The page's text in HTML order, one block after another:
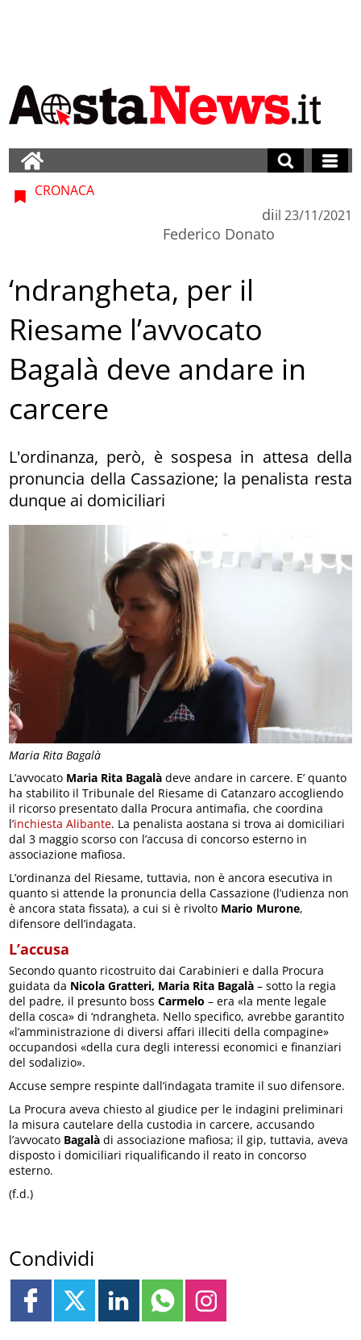
Maria Rita Bagalà
CRONACA
di
Federico Donato
il 23/11/2021
‘ndrangheta, per il
Riesame l’avvocato
Bagalà deve andare in
carcere
L'ordinanza, però, è sospesa in attesa della
pronuncia della Cassazione; la penalista resta
dunque ai domiciliari
L’avvocato Maria Rita Bagalà deve andare in carcere. E’ quanto
ha stabilito il Tribunale del Riesame di Catanzaro accogliendo
il ricorso presentato dalla Procura antimafia, che coordina
l’inchiesta Alibante. La penalista aostana si trova ai domiciliari
dal 3 maggio scorso con l’accusa di concorso esterno in
associazione mafiosa.
L’ordinanza del Riesame, tuttavia, non è ancora esecutiva in
quanto si attende la pronuncia della Cassazione (l’udienza non
è ancora stata fissata), a cui si è rivolto Mario Murone,
difensore dell’indagata.
L’accusa
Secondo quanto ricostruito dai Carabinieri e dalla Procura
guidata da Nicola Gratteri, Maria Rita Bagalà – sotto la regia
del padre, il presunto bossCarmelo – era «la mente legale
della cosca» di ‘ndrangheta. Nello specifico, avrebbe garantito
«l’amministrazione di diversi affari illeciti della compagine»
occupandosi «della cura degli interessi economici e finanziari
del sodalizio».
Accuse sempre respinte dall’indagata tramite il suo difensore.
La Procura aveva chiesto al giudice per le indagini preliminari
la misura cautelare della custodia in carcere, accusando
l’avvocato Bagalà di associazione mafiosa; il gip, tuttavia, aveva
disposto i domiciliari riqualificando il reato in concorso
esterno.
(f.d.)
Condividi